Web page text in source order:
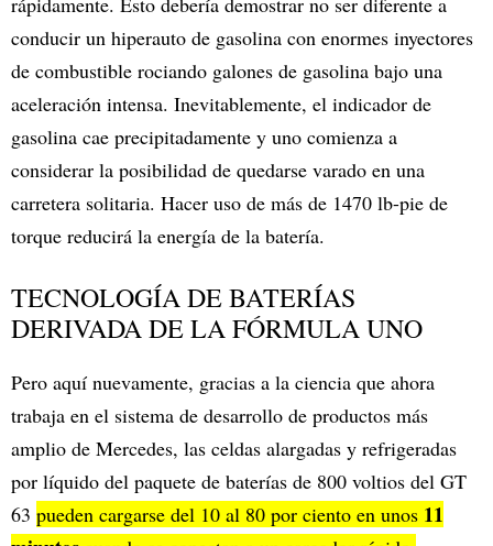
conducir un hiperauto de gasolina con enormes inyectores
de combustible rociando galones de gasolina bajo una
aceleración intensa. Inevitablemente, el indicador de
gasolina cae precipitadamente y uno comienza a
considerar la posibilidad de quedarse varado en una
carretera solitaria. Hacer uso de más de 1470 lb-pie de
torque reducirá la energía de la batería.
TECNOLOGÍA DE BATERÍAS
DERIVADA DE LA FÓRMULA UNO
Pero aquí nuevamente, gracias a la ciencia que ahora
trabaja en el sistema de desarrollo de productos más
amplio de Mercedes, las celdas alargadas y refrigeradas
por líquido del paquete de baterías de 800 voltios del GT
63 pueden cargarse del 10 al 80 por ciento en unos 11